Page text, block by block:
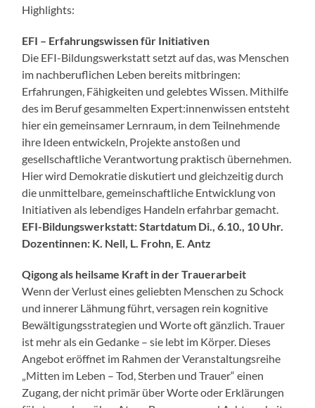
Highlights:
EFI – Erfahrungswissen für Initiativen
Die EFI-Bildungswerkstatt setzt auf das, was Menschen
im nachberuflichen Leben bereits mitbringen:
Erfahrungen, Fähigkeiten und gelebtes Wissen. Mithilfe
des im Beruf gesammelten Expert:innenwissen entsteht
hier ein gemeinsamer Lernraum, in dem Teilnehmende
ihre Ideen entwickeln, Projekte anstoßen und
gesellschaftliche Verantwortung praktisch übernehmen.
Hier wird Demokratie diskutiert und gleichzeitig durch
die unmittelbare, gemeinschaftliche Entwicklung von
Initiativen als lebendiges Handeln erfahrbar gemacht.
EFI-Bildungswerkstatt: Startdatum Di., 6.10., 10 Uhr.
Dozentinnen: K. Nell, L. Frohn, E. Antz
Qigong als heilsame Kraft in der Trauerarbeit
Wenn der Verlust eines geliebten Menschen zu Schock
und innerer Lähmung führt, versagen rein kognitive
Bewältigungsstrategien und Worte oft gänzlich. Trauer
ist mehr als ein Gedanke – sie lebt im Körper. Dieses
Angebot eröffnet im Rahmen der Veranstaltungsreihe
„Mitten im Leben – Tod, Sterben und Trauer“ einen
Zugang, der nicht primär über Worte oder Erklärungen